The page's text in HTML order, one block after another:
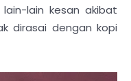
lain kesan akibat
dirasai dengan kopi